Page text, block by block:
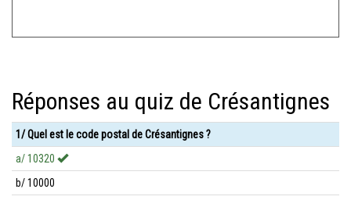
Réponses au quiz de Crésantignes
1/ Quel est le code postal de Crésantignes ?
a/ 10320
b/ 10000